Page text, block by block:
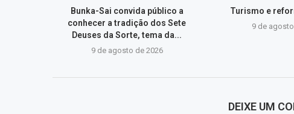
Bunka-Sai convida público a
conhecer a tradição dos Sete
Deuses da Sorte, tema da...
9 de agosto de 2026
Turismo e
9 de
DEIXE UM